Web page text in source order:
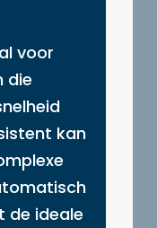
voor
die
kan
de ideale